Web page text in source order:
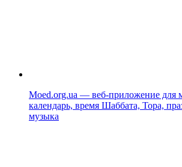
Moed.org.ua — веб-приложение для
календарь, время Шаббата, Тора,
музыка